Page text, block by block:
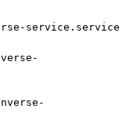
service.service